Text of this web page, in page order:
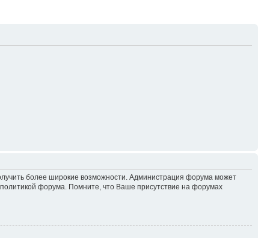
более широкие возможности. Администрация форума может
форума. Помните, что Ваше присутствие на форумах